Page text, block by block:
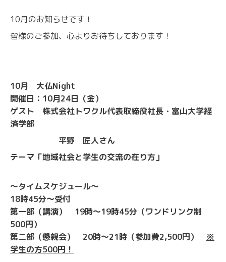
10月のお知らせです！
皆様のご参加、心よりお待ちしております！
10月 大仏Night
開催日：10月24日（金）
ゲスト 株式会社トワクル代表取締役社長・富山大学経
済学部
平野 匠人さん
テーマ「地域社会と学生の交流の在り方」
〜タイムスケジュール〜
18時45分〜受付
第一部（講演） 19時〜19時45分（ワンドリンク制
500円）
第二部（懇親会） 20時〜21時（参加費2,500円） ※
学生の方500円！